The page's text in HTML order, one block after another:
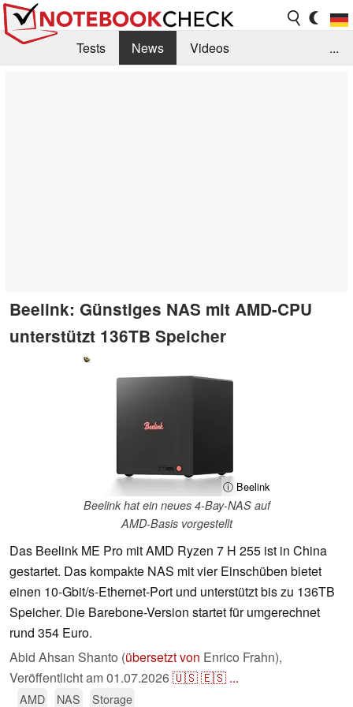
Tests News
Videos
...
Beelink: Günstiges NAS mit AMD-CPU
unterstützt 136TB Speicher
ⓘ Beelink
Beelink hat ein neues 4-Bay-NAS auf
AMD-Basis vorgestellt
Das Beelink ME Pro mit AMD Ryzen 7 H 255 ist in China
gestartet. Das kompakte NAS mit vier Einschüben bietet
einen 10-Gbit/s-Ethernet-Port und unterstützt bis zu 136TB
Speicher. Die Barebone-Version startet für umgerechnet
rund 354 Euro.
Abid Ahsan Shanto (übersetzt von Enrico Frahn),
Veröffentlicht am01.07.2026🇺🇸🇪🇸 ...
AMD NAS Storage